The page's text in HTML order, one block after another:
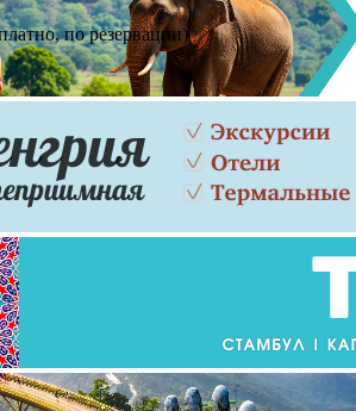
по резервации)